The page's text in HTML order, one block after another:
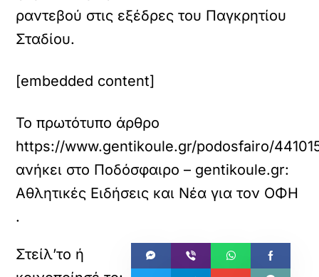
ραντεβού στις εξέδρες του Παγκρητίου
Σταδίου.
[embedded content]
Το πρωτότυπο άρθρο
https://www.gentikoule.gr/podosfairo/
ανήκει στο Ποδόσφαιρο – gentikoule.gr:
Αθλητικές Ειδήσεις και Νέα για τον ΟΦΗ
.